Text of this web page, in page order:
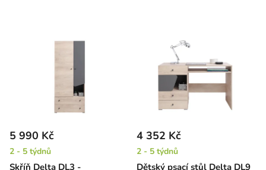
Skříň Delta DL3 -
5 990 Kč
2 - 5 týdnů
Dětský psací stůl Delta DL9
4 352 Kč
2 - 5 týdnů